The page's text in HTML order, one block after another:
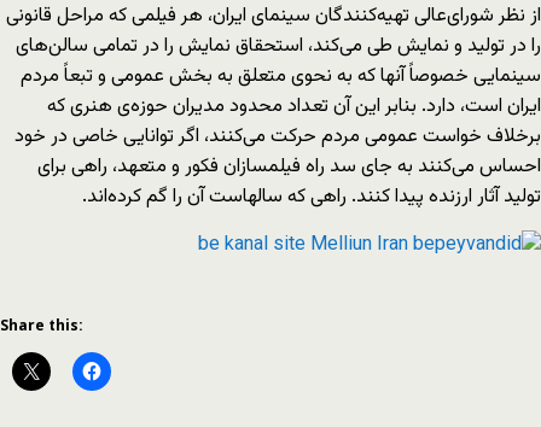
از نظر شورای‌عالی تهیه‌کنندگان سینمای ایران، هر فیلمی که مراحل قانونی
را در تولید و نمایش طی می‌کند، استحقاق نمایش را در تمامی سالن‌های
سینمایی خصوصاً آنها که به نحوی متعلق به بخش عمومی و تبعاً مردم
ایران است، دارد. بنابر این آن تعداد محدود مدیران حوزه‌ی هنری که
برخلاف خواست عمومی مردم حرکت می‌کنند، اگر توانایی خاصی در خود
احساس می‌کنند به جای سد راه فیلمسازان فکور و متعهد، راهی برای
تولید آثار ارزنده پیدا کنند. راهی که سالهاست آن را گم کرده‌اند.
Share this: